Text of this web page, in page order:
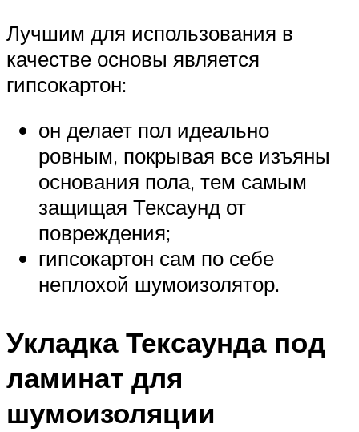
Лучшим для использования в
качестве основы является
гипсокартон:
он делает пол идеально
ровным, покрывая все изъяны
основания пола, тем самым
защищая Тексаунд от
повреждения;
гипсокартон сам по себе
неплохой шумоизолятор.
Укладка Тексаунда под
ламинат для
шумоизоляции